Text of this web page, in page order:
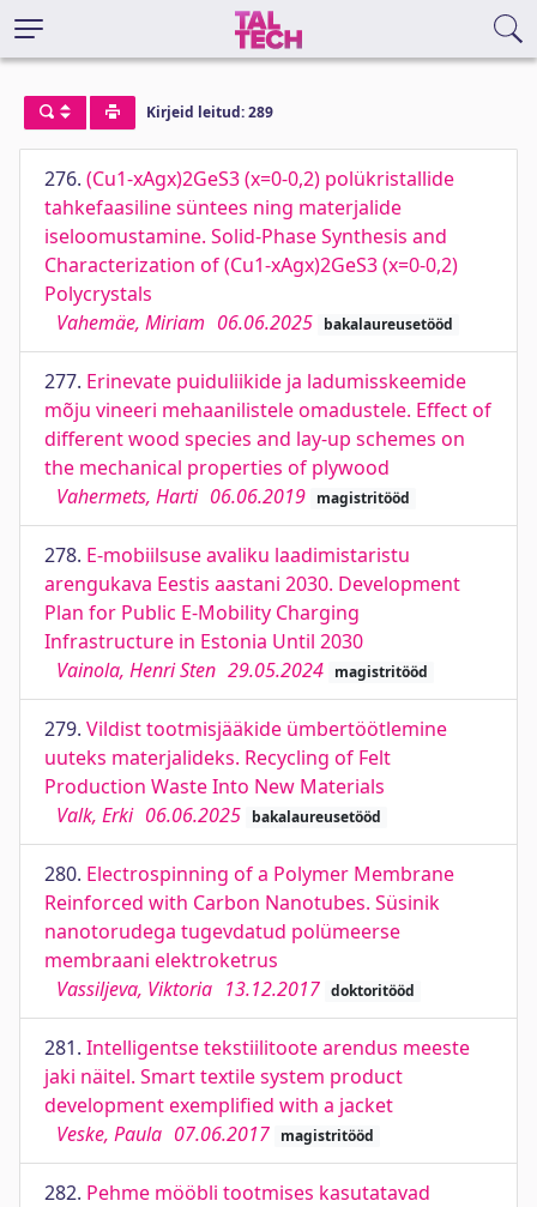
Kirjeid leitud: 289
276. (Cu1-xAgx)2GeS3 (x=0-0,2) polükristallide
tahkefaasiline süntees ning materjalide
iseloomustamine. Solid-Phase Synthesis and
Characterization of (Cu1-xAgx)2GeS3 (x=0-0,2)
Polycrystals
Vahemäe, Miriam 06.06.2025 bakalaureusetööd
277. Erinevate puiduliikide ja ladumisskeemide
mõju vineeri mehaanilistele omadustele. Effect of
different wood species and lay-up schemes on
the mechanical properties of plywood
Vahermets, Harti 06.06.2019 magistritööd
278. E-mobiilsuse avaliku laadimistaristu
arengukava Eestis aastani 2030. Development
Plan for Public E-Mobility Charging
Infrastructure in Estonia Until 2030
Vainola, Henri Sten 29.05.2024 magistritööd
279. Vildist tootmisjääkide ümbertöötlemine
uuteks materjalideks. Recycling of Felt
Production Waste Into New Materials
Valk, Erki 06.06.2025 bakalaureusetööd
280. Electrospinning of a Polymer Membrane
Reinforced with Carbon Nanotubes. Süsinik
nanotorudega tugevdatud polümeerse
membraani elektroketrus
Vassiljeva, Viktoria 13.12.2017 doktoritööd
281. Intelligentse tekstiilitoote arendus meeste
jaki näitel. Smart textile system product
development exemplified with a jacket
Veske, Paula 07.06.2017 magistritööd
282. Pehme mööbli tootmises kasutatavad